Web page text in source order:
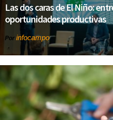
Las dos caras de El Niño:
oportunidades productivas
Por infocampo